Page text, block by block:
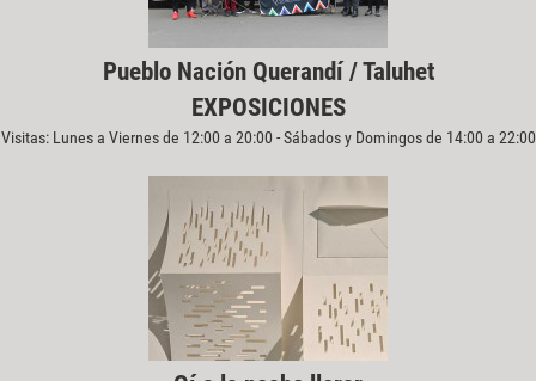
Pueblo Nación Querandí / Taluhet
EXPOSICIONES
Visitas: Lunes a Viernes de 12:00 a 20:00 - Sábados y Domingos de 14:00 a 22:00